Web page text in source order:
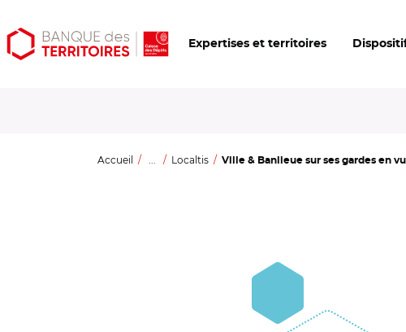
Aller
au
Aller
au
Ouvrir
les
Expertises et territoires
Accueil ... Localtis Ville & Banlieue sur ses gardes en